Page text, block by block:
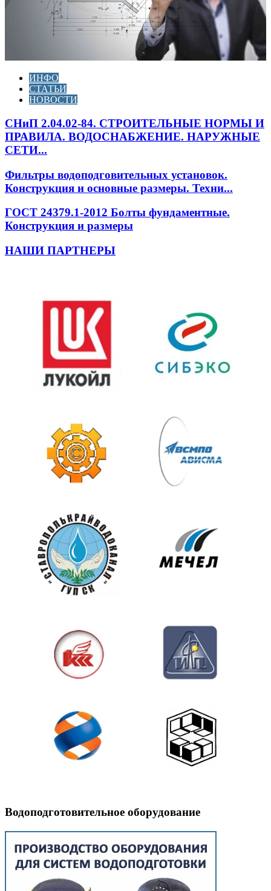
ИНФО
СТАТЬИ
НОВОСТИ
СНиП 2.04.02-84. СТРОИТЕЛЬНЫЕ НОРМЫ И
ПРАВИЛА. ВОДОСНАБЖЕНИЕ. НАРУЖНЫЕ
СЕТИ...
Фильтры водоподговительных установок.
Конструкция и основные размеры. Техни...
ГОСТ 24379.1-2012 Болты фундаментные.
Конструкция и размеры
НАШИ ПАРТНЕРЫ
Водоподготовительное оборудование